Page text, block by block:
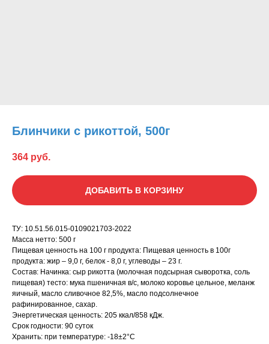
Блинчики с рикоттой, 500г
364 руб.
ДОБАВИТЬ В КОРЗИНУ
ТУ: 10.51.56.015-0109021703-2022
Масса нетто: 500 г
Пищевая ценность на 100 г продукта: Пищевая ценность в 100г
продукта: жир – 9,0 г, белок - 8,0 г, углеводы – 23 г.
Состав: Начинка: сыр рикотта (молочная подсырная сыворотка, соль
пищевая) тесто: мука пшеничная в/с, молоко коровье цельное, меланж
яичный, масло сливочное 82,5%, масло подсолнечное
рафинированное, сахар.
Энергетическая ценность: 205 ккал/858 кДж.
Срок годности: 90 суток
Хранить: при температуре: -18±2°С